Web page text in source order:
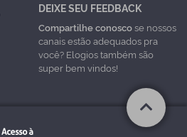
DEIXE SEU FEEDBACK
Compartilhe conoscose nossos
canais estão adequados pra
você? Elogios também são
super bem vindos!